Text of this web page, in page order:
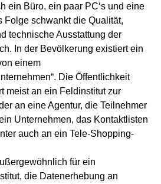
ein Büro, ein paar PC‘s und eine
Folge schwankt die Qualität,
technische Ausstattung der
In der Bevölkerung existiert ein
einem
Die Öffentlichkeit
meist an ein Feldinstitut zur
an eine Agentur, die Teilnehmer
Unternehmen, das Kontaktlisten
auch an ein Tele-Shopping-
für ein
die Datenerhebung an